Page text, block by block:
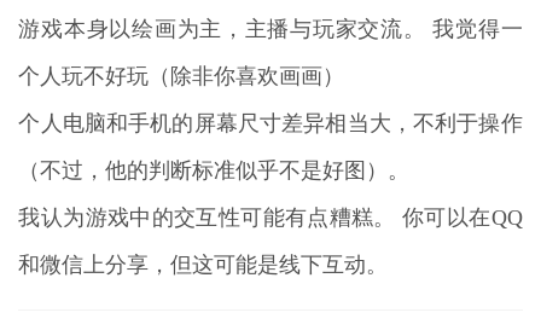
游戏本身以绘画为主，主播与玩家交流。 我觉得一
个人玩不好玩（除非你喜欢画画）
个人电脑和手机的屏幕尺寸差异相当大，不利于操作
（不过，他的判断标准似乎不是好图）。
我认为游戏中的交互性可能有点糟糕。 你可以在QQ
和微信上分享，但这可能是线下互动。